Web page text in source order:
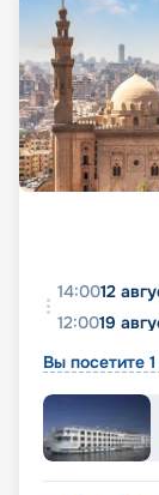
14:0012
12:0019
Вы посетите